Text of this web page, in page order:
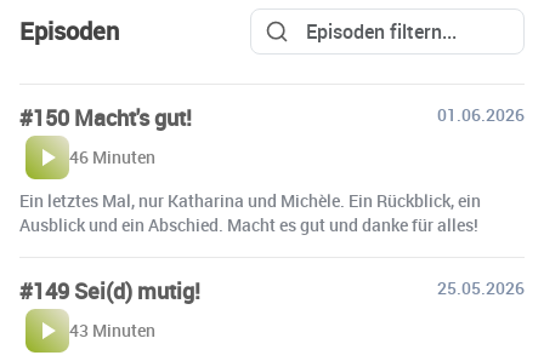
Episoden
#150 Macht's gut!
01.06.2026
46 Minuten
Ein letztes Mal, nur Katharina und Michèle. Ein Rückblick, ein
Ausblick und ein Abschied. Macht es gut und danke für alles!
#149 Sei(d) mutig!
25.05.2026
43 Minuten